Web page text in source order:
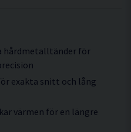
hårdmetalltänder för
exakta snitt och lång
värmen för en längre